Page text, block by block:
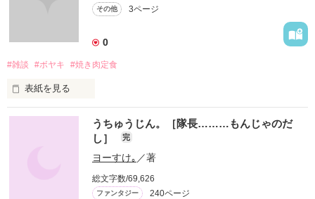
その他 3ページ
0
#雑談 #ボヤキ #焼き肉定食
表紙を見る
何でも受け付けます！
よろず窓口です！
よーすけ。の作品の感想、御意見から自分自身の近況報告､旦
うちゅうじん。［隊長………もんじゃのだ
し］
完
ヨーすけ｡ ／著
総文字数/69,626
ファンタジー 240ページ